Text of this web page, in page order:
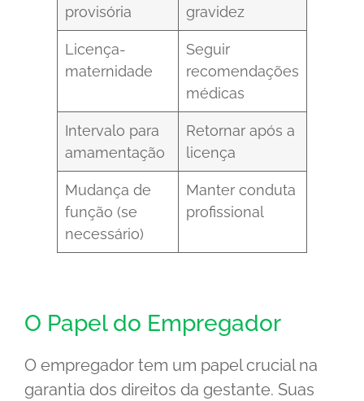
provisória
gravidez
Licença-
maternidade
Seguir
recomendações
médicas
Intervalo para
amamentação
Retornar após a
licença
Mudança de
função (se
necessário)
Manter conduta
profissional
O Papel do Empregador
O empregador tem um papel crucial na
garantia dos direitos da gestante. Suas